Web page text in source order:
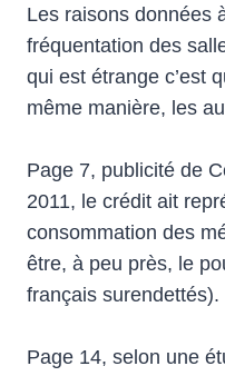
Les raisons données
fréquentation des
qui est étrange c’est
même manière, les
Page 7, publicité de
2011, le crédit ait
consommation des
être, à peu près, le
français surendettés).
Page 14, selon une